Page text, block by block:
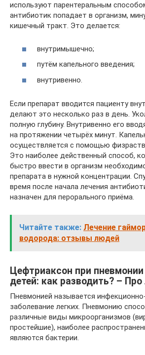
используют парентеральным
антибиотик попадает в организм,
кишечный тракт. Это делается:
внутримышечно;
путём капельного введения;
внутривенно.
Если препарат вводится пациенту
делают это несколько раз в день.
полную глубину. Внутривенно его
на протяжении четырёх минут.
осуществляется с помощью
Это наиболее действенный способ,
быстро ввести в организм
препарата в нужной концентрации.
время после начала лечения
назначен для перорального приёма.
Читайте также: Лечение
водорода: отзывы людей
Цефтриаксон при
детей: как разводить? – Про
Пневмонией называется
заболевание легких. Пневмонию
различные виды микроорганизмов
простейшие), наиболее
являются бактерии.